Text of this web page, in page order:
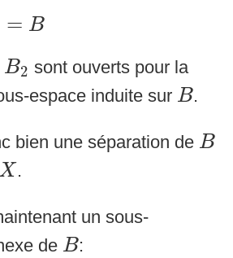
= B
B2
B2
sont ouverts pour la
espace induite sur B
B .
bien une séparation de B
B
X .
un sous-
de B
B :